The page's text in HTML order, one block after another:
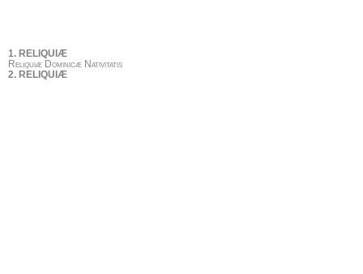
1. RELIQUIÆ
Reliquiæ Dominicæ Nativitatis
2. RELIQUIÆ